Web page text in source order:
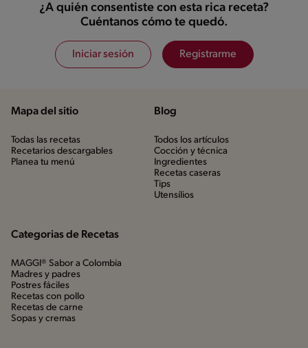
¿A quién consentiste con esta rica receta?
Cuéntanos cómo te quedó.
Iniciar sesión Registrarme
Mapa del sitio
Todas las recetas
Recetarios descargables
Planea tu menú
Blog
Todos los artículos
Cocción y técnica
Ingredientes
Recetas caseras
Tips
Utensílios
Categorias de Recetas
MAGGI® Sabor a Colombia
Madres y padres
Postres fáciles
Recetas con pollo
Recetas de carne
Sopas y cremas